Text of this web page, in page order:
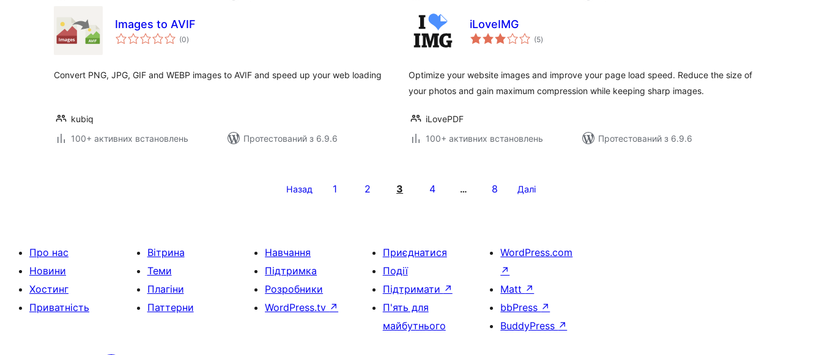
Images to AVIF
(0загальний
рейтинг
)
Convert PNG, JPG, GIF and WEBP images to AVIF and speed up your web loading
kubiq
100+ активних встановлень
Протестований з 6.9.6
iLoveIMG
(5загальний
рейтинг
)
Optimize your website images and improve your page load speed. Reduce the size of
your photos and gain maximum compression while keeping sharp images.
iLovePDF
100+ активних встановлень
Протестований з 6.9.6
Назад 1 2 3 4 … 8 Далі
Про нас
Новини
Хостинг
Приватність
Вітрина
Теми
Плагіни
Паттерни
Навчання
Підтримка
Розробники
WordPress.tv ↗
Приєднатися
Події
Підтримати ↗
П'ять для
майбутнього
WordPress.com
↗
Matt ↗
bbPress ↗
BuddyPress ↗